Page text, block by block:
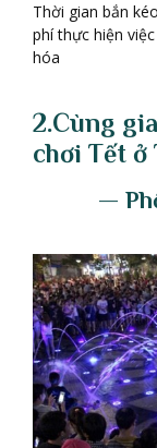
Thời gian bắn
phí thực hiện
hóa
2.Cùng
chơi Tết ở
— Ph